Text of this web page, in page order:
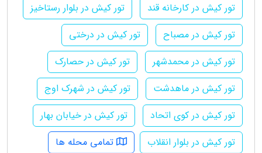
تور کیش در کارخانه قند
تور کیش در بلوار رستاخیز
تور کیش در مصباح
تور کیش در درختی
تور کیش در محمدشهر
تور کیش در حصارک
تور کیش در ماهدشت
تور کیش در شهرک اوج
تور کیش در کوی اتحاد
تور کیش در خیابان بهار
تور کیش در بلوار انقلاب
تمامی محله ها